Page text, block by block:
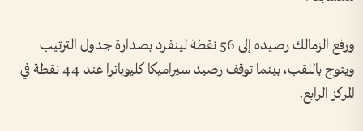
ورفع الزمالك رصيده إلى 56 نقطة لينفرد بصدارة جدول الترتيب
ويتوج باللقب، بينما توقف رصيد سيراميكا كليوباترا عند 44 نقطة في
المركز الرابع.